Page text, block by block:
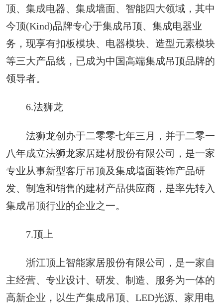
顶、集成电器、集成墙面、智能四大领域，其中
今顶(Kind)品牌专心于集成吊顶、集成电器业
务，现享有扣板模块、电器模块、造型元素模块
等三大产品线，已成为中国高端集成吊顶品牌的
领导者。
6.法狮龙
法狮龙创办于二零零七年三月，并于二零一
八年成立法狮龙家居建材股份有限公司，是一家
专业从事新型客厅吊顶及集成墙面装饰产品研
发、制造和销售的建材产品供应商，是率先转入
集成吊顶行业的企业之一。
7.顶上
浙江顶上智能家居股份有限公司，是一家自
主经营、专业设计、研发、制造、服务为一体的
高新企业，以生产集成吊顶、LED光源、家用电